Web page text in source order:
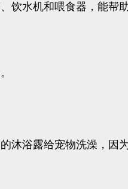
饮水机和喂食器，能帮
沐浴露给宠物洗澡，因